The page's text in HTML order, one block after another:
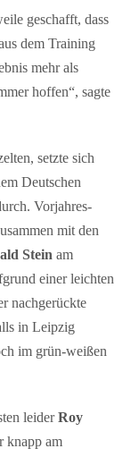
geschafft, dass
dem Training
mehr als
hoffen“, sagte
setzte sich
Deutschen
Vorjahres-
mit den
Stein am
einer leichten
nachgerückte
in Leipzig
im grün-weißen
leiderRoy
knapp am